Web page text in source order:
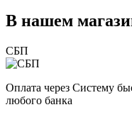
В нашем
СБП
Оплата через Систему
любого банка